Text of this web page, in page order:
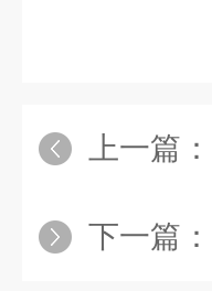
上一篇：
下一篇：